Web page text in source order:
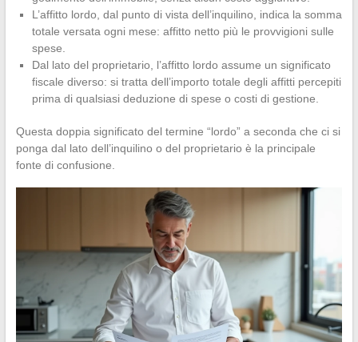
L’affitto lordo, dal punto di vista dell’inquilino, indica la somma
totale versata ogni mese: affitto netto più le provvigioni sulle
spese.
Dal lato del proprietario, l’affitto lordo assume un significato
fiscale diverso: si tratta dell’importo totale degli affitti percepiti
prima di qualsiasi deduzione di spese o costi di gestione.
Questa doppia significato del termine “lordo” a seconda che ci si
ponga dal lato dell’inquilino o del proprietario è la principale
fonte di confusione.